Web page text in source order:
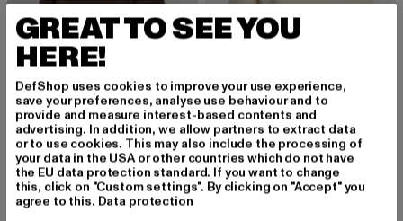
PEQUS
PEQUS Handwritten Logo Hoodie
48,00 EUR
Derzeitiger Preis: 48,00 EUR
99,99 EURAktionspreis: 99,99 EUR
PEQUS
Back Logo
39,20 EUR
Derzeitiger Preis: 39,20 EUR
79,99 EURAktionspreis:
GREAT TO SEE YOU
HERE!
DefShop uses cookies to improve your use experience,
save your preferences, analyse use behaviour and to
provide and measure interest-based contents and
advertising. In addition, we allow partners to extract data
or to use cookies. This may also include the processing of
your data in the USA or other countries which do not have
the EU data protection standard. If you want to change
this, click on "Custom settings". By clicking on "Accept" you
agree to this. Data protection